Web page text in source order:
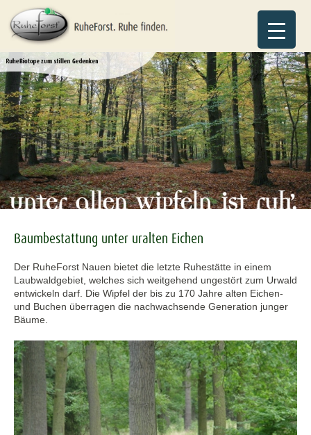
Baumbestattung unter uralten Eichen
Der RuheForst Nauen bietet die letzte Ruhestätte in einem
Laubwaldgebiet, welches sich weitgehend ungestört zum Urwald
entwickeln darf. Die Wipfel der bis zu 170 Jahre alten Eichen-
und Buchen überragen die nachwachsende Generation junger
Bäume.